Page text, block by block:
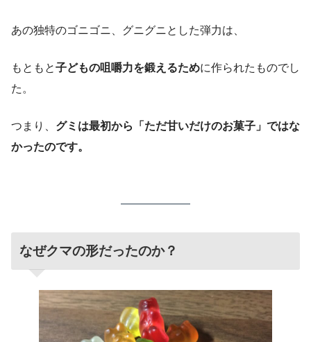
あの独特のゴニゴニ、グニグニとした弾力は、
もともと子どもの咀嚼力を鍛えるために作られたものでし
た。
つまり、 グミは最初から「ただ甘いだけのお菓子」ではな
かったのです。
なぜクマの形だったのか？